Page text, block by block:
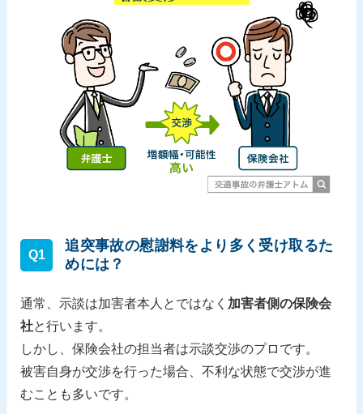
Q1
追突事故の慰謝料をより多く受け取るた
めには？
通常、示談は加害者本人とではなく 加害者側の保険会
社と行います。
しかし、保険会社の担当者は示談交渉のプロです。
被害自身が交渉を行った場合、不利な状態で交渉が進
むことも多いです。